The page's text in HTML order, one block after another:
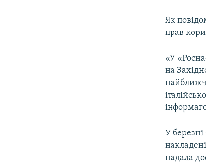
Як
прав
«У
на
У
надала